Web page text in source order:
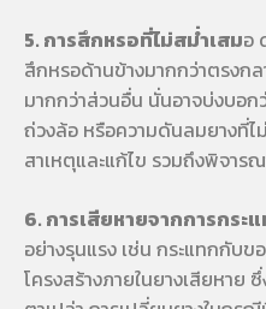
5. การสึกหรอที่ไม่สม่ำเสมอ
สึกหรอด้านข้างมากกว่าตรงก
มากกว่าส่วนอื่น นั่นอาจบ่งบอ
ถ่วงล้อ หรือความดันลมยางที่ไ
สาเหตุและแก้ไข รวมถึงพิจาร
6. การเสียหายจากการกระ
อย่างรุนแรง เช่น กระแทกกับ
โครงสร้างภายในยางเสียหาย